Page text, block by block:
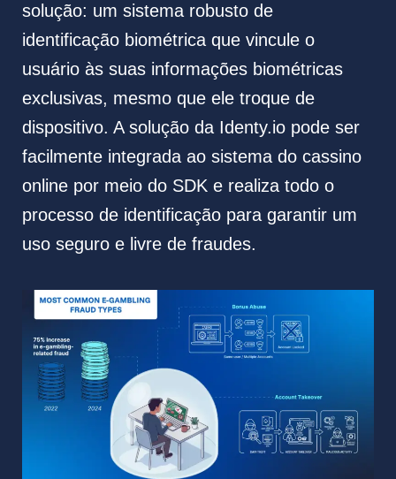
solução: um sistema robusto de
identificação biométrica que vincule o
usuário às suas informações biométricas
exclusivas, mesmo que ele troque de
dispositivo. A solução da Identy.io pode ser
facilmente integrada ao sistema do cassino
online por meio do SDK e realiza todo o
processo de identificação para garantir um
uso seguro e livre de fraudes.